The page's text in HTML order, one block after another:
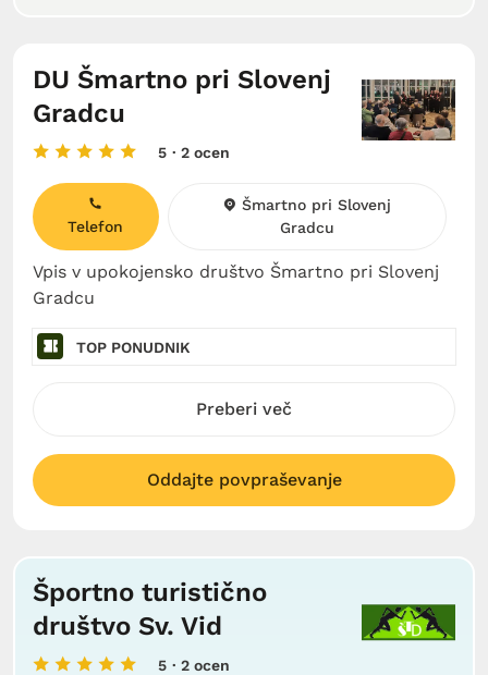
DU Šmartno pri Slovenj
Gradcu
5 · 2 ocen
Vpis v upokojensko društvo Šmartno pri Slovenj
Gradcu
Telefon
Šmartno pri Slovenj
Gradcu
TOP PONUDNIK
Preberi več
Oddajte povpraševanje
Športno turistično
društvo Sv. Vid
5 · 2 ocen